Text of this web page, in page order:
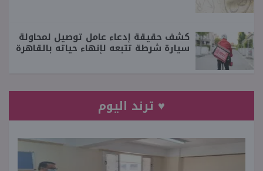
كشف حقيقة إدعاء عامل توصيل لمحاولة
سيارة شرطة تتبعه لإنهاء حياته بالقاهرة
♥ ترند اليوم